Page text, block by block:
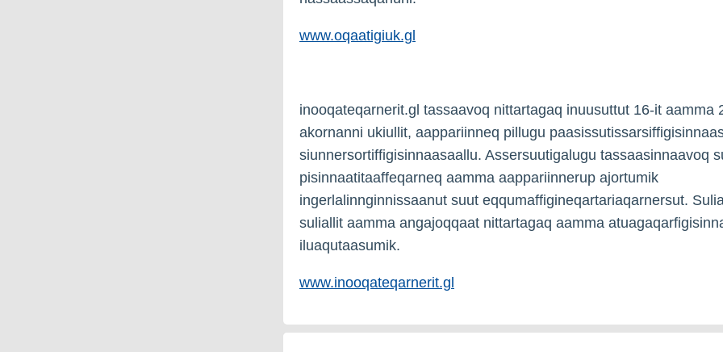
www.oqaatigiuk.gl
inooqateqarnerit.gl tassaavoq nittartagaq inuusuttut 16-it aamma
akornanni ukiullit, aappariinneq pillugu
siunnersortiffigisinnaasaallu. Assersuutigalugu tassaasinnaavoq
pisinnaatitaaffeqarneq aamma aappariinnerup ajortumik
ingerlalinnginnissaanut suut eqqumaffigineqartariaqarnersut.
suliallit aamma angajoqqaat nittartagaq aamma
iluaqutaasumik.
www.inooqateqarnerit.gl